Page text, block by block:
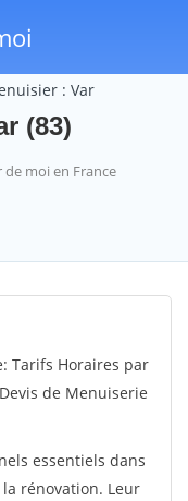
: Var
(83)
moi en France
Tarifs Horaires par
de Menuiserie
essentiels dans
rénovation. Leur